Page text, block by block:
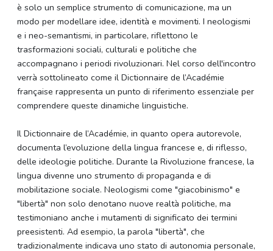
è solo un semplice strumento di comunicazione, ma un
modo per modellare idee, identità e movimenti. I neologismi
e i neo-semantismi, in particolare, riflettono le
trasformazioni sociali, culturali e politiche che
accompagnano i periodi rivoluzionari. Nel corso dell'incontro
verrà sottolineato come il Dictionnaire de l’Académie
française rappresenta un punto di riferimento essenziale per
comprendere queste dinamiche linguistiche.
Il Dictionnaire de l’Académie, in quanto opera autorevole,
documenta l’evoluzione della lingua francese e, di riflesso,
delle ideologie politiche. Durante la Rivoluzione francese, la
lingua divenne uno strumento di propaganda e di
mobilitazione sociale. Neologismi come "giacobinismo" e
"libertà" non solo denotano nuove realtà politiche, ma
testimoniano anche i mutamenti di significato dei termini
preesistenti. Ad esempio, la parola "libertà", che
tradizionalmente indicava uno stato di autonomia personale,